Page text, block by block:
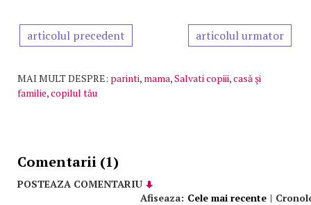
articolul precedent articolul urmator
MAI MULT DESPRE: parinti, mama,Salvati copiii,casă şi
familie,copilul tău
Comentarii (1)
POSTEAZA COMENTARIU
Afiseaza: Cele mai recente |